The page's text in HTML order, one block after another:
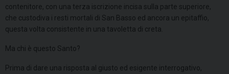
contenitore, con una terza iscrizione incisa sulla parte superiore,
che custodiva i resti mortali di San Basso ed ancora un epitaffio,
questa volta consistente in una tavoletta di creta.
Ma chi è questo Santo?
Prima di dare una risposta al giusto ed esigente interrogativo,